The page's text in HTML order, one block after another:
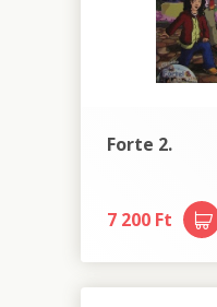
Forte 2.
7 200 Ft